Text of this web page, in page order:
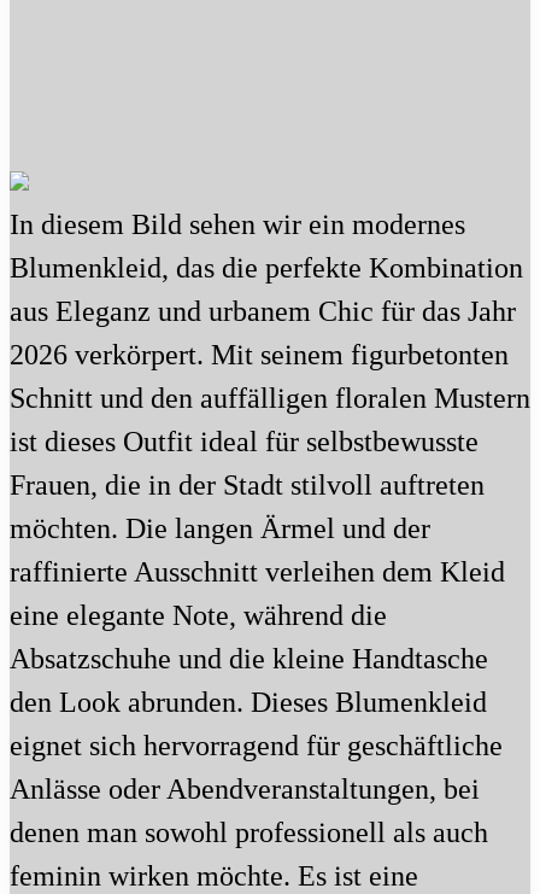
In diesem Bild sehen wir ein modernes
Blumenkleid, das die perfekte Kombination
aus Eleganz und urbanem Chic für das Jahr
2026 verkörpert. Mit seinem figurbetonten
Schnitt und den auffälligen floralen Mustern
ist dieses Outfit ideal für selbstbewusste
Frauen, die in der Stadt stilvoll auftreten
möchten. Die langen Ärmel und der
raffinierte Ausschnitt verleihen dem Kleid
eine elegante Note, während die
Absatzschuhe und die kleine Handtasche
den Look abrunden. Dieses Blumenkleid
eignet sich hervorragend für geschäftliche
Anlässe oder Abendveranstaltungen, bei
denen man sowohl professionell als auch
feminin wirken möchte. Es ist eine